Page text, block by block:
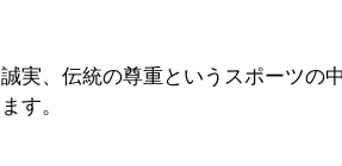
実、伝統の尊重というスポーツ
す。